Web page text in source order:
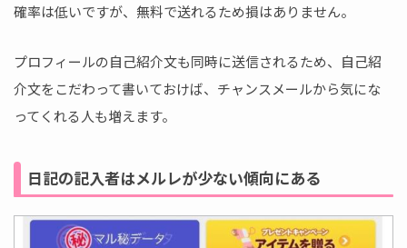
確率は低いですが、無料で送れるため損はありません。
プロフィールの自己紹介文も同時に送信されるため、自己紹
介文をこだわって書いておけば、チャンスメールから気にな
ってくれる人も増えます。
日記の記入者はメルレが少ない傾向にある